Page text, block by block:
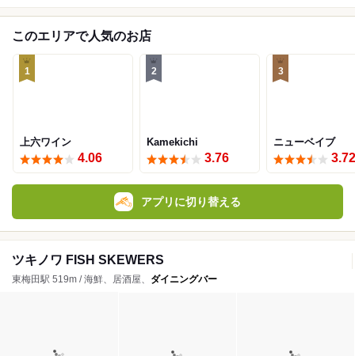
このエリアで人気のお店
1
上六ワイン
4.06
2
Kamekichi
3.76
3
ニューベイブ
3.72
アプリに切り替える
ツキノワ FISH SKEWERS
東梅田駅 519m / 海鮮、居酒屋、 ダイニングバー